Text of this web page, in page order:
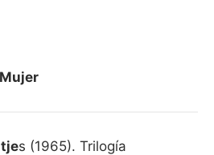
s (1965). Trilogía